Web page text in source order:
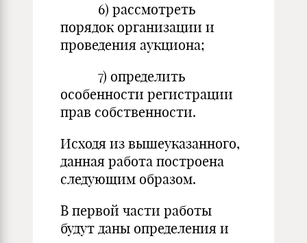
6) рассмотреть
порядок организации и
проведения аукциона;
7) определить
особенности регистрации
прав собственности.
Исходя из вышеуказанного,
данная работа построена
следующим образом.
В первой части работы
будут даны определения и